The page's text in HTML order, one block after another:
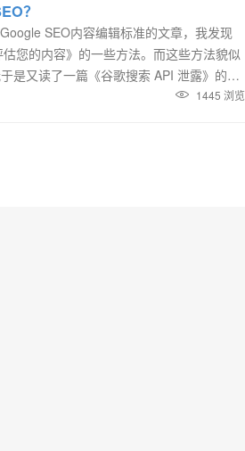
？
SEO内容编辑标准的文章，我发现
您的内容》的一些方法。而这些方法貌似
是又读了一篇《谷歌搜索 API 泄露》的文
评分功能的详细信息，但有大量关于内1445 浏览